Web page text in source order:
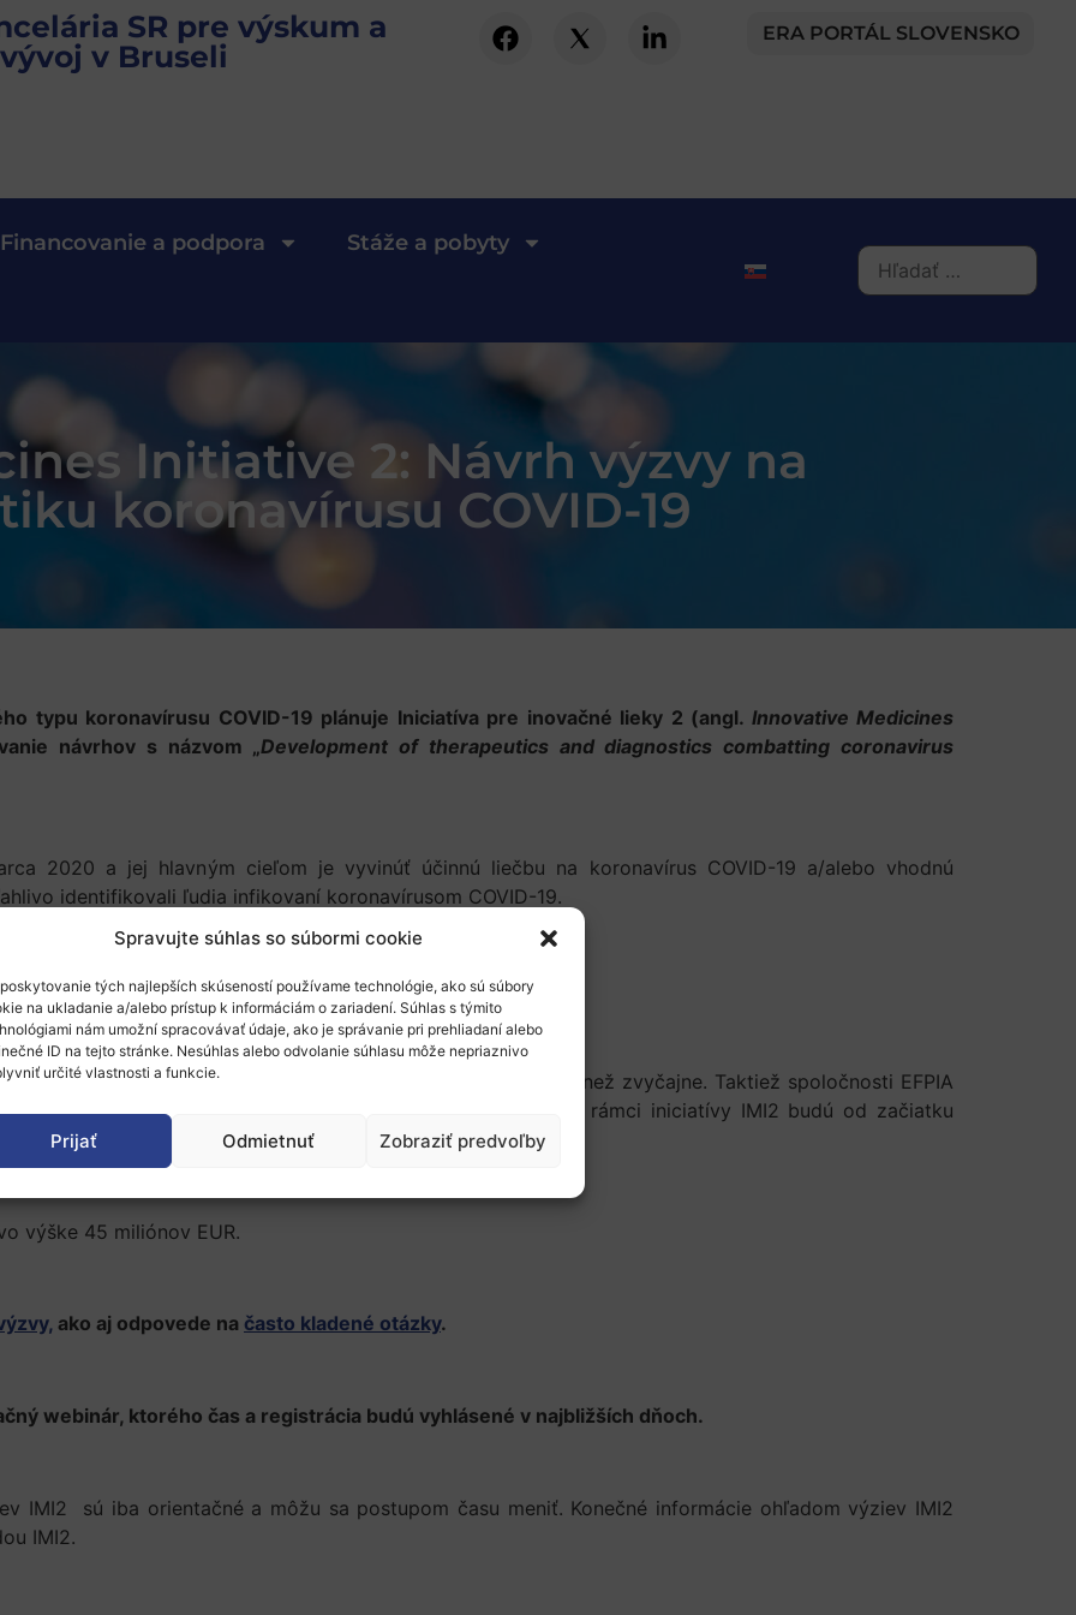
Spravujte súhlas so súbormi cookie
tých najlepších skúseností používame technológie, ako sú súbory
na ukladanie a/alebo prístup k informáciám o zariadení. Súhlas s týmito
nám umožní spracovávať údaje, ako je správanie pri prehliadaní alebo
ID na tejto stránke. Nesúhlas alebo odvolanie súhlasu môže nepriaznivo
určité vlastnosti a funkcie.
Prijať Odmietnuť Zobraziť predvoľby
SR pre výskum a
vývoj v Bruseli
ERA PORTÁL SLOVENSKO
Financovanie a podpora Stáže a pobyty
Initiative 2: Návrh výzvy na
koronavírusu COVID-19
typu koronavírusu COVID-19 plánuje Iniciatíva pre inovačné lieky 2 (angl. Innovative Medicines
návrhov s názvom „Development of therapeutics and diagnostics combatting coronavirus
2020 a jej hlavným cieľom je vyvinúť účinnú liečbu na koronavírus COVID-19 a/alebo vhodnú
identifikovali ľudia infikovaní koronavírusom COVID-19.
tejto výzvy.
a preto uzávierka na podávanie návrhov bude kratšia než zvyčajne. Taktiež spoločnosti EFPIA
a farmaceutických združení) a/alebo pridružené krajiny v rámci iniciatívy IMI2 budú od začiatku
výške 45 miliónov EUR.
ako aj odpovede na často kladené otázky.
webinár, ktorého čas a registrácia budú vyhlásené v najbližších dňoch.
IMI2 sú iba orientačné a môžu sa postupom času meniť. Konečné informácie ohľadom výziev IMI2
IMI2.